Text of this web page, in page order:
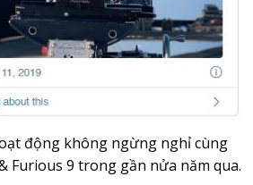
động không ngừng nghỉ cùng
Furious 9 trong gần nửa năm qua.